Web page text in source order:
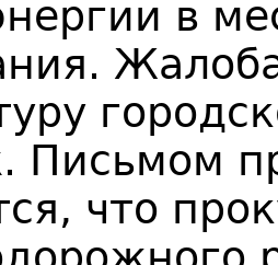
в
Письмом
что